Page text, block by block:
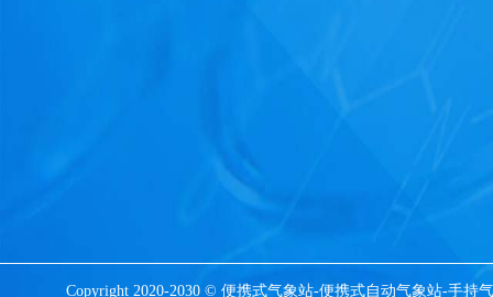
Copyright 2020-2030 © 便携式气象站-便携式自动气象站-手持